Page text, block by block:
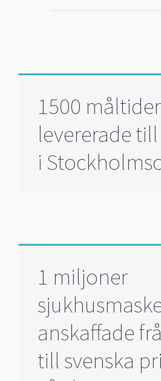
1500 måltider
levererade
i
1 miljoner
anskaffade
till svenska